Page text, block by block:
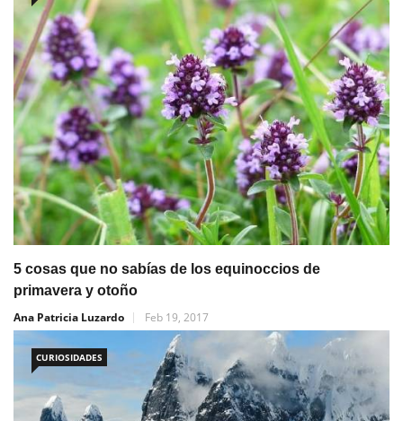
5 cosas que no sabías de los equinoccios de
primavera y otoño
Ana Patricia Luzardo
Feb 19, 2017
CURIOSIDADES